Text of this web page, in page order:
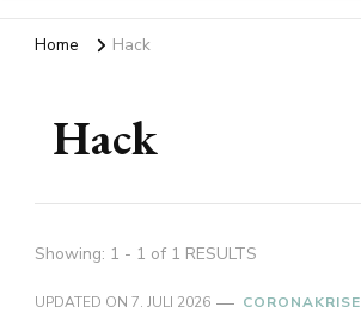
Home Hack
Hack
Showing: 1 - 1 of 1 RESULTS
UPDATED ON 7. JULI 2026 CORONAKRISE